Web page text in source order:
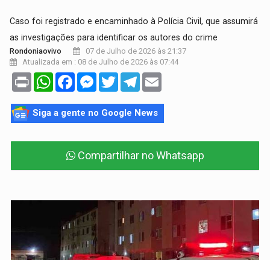
Caso foi registrado e encaminhado à Polícia Civil, que assumirá
as investigações para identificar os autores do crime
Rondoniaovivo
07 de Julho de 2026 às 21:37
Atualizada em : 08 de Julho de 2026 às 07:44
Print WhatsAppFacebookMessenger
TwitterTelegram
Siga a gente no Google News
Compartilhar no Whatsapp